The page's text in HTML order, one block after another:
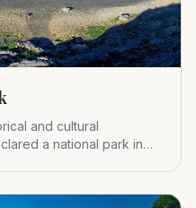
and cultural
a national park in